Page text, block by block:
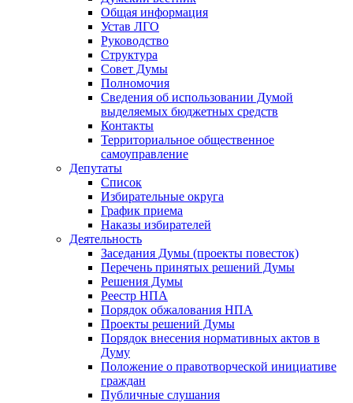
Общая информация
Устав ЛГО
Руководство
Структура
Совет Думы
Полномочия
Сведения об использовании Думой
выделяемых бюджетных средств
Контакты
Территориальное общественное
самоуправление
Депутаты
Список
Избирательные округа
График приема
Наказы избирателей
Деятельность
Заседания Думы (проекты повесток)
Перечень принятых решений Думы
Решения Думы
Реестр НПА
Порядок обжалования НПА
Проекты решений Думы
Порядок внесения нормативных актов в
Думу
Положение о правотворческой инициативе
граждан
Публичные слушания